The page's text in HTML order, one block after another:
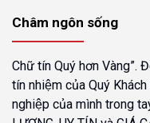
Châm ngôn sống
Chữ tín Quý hơn Vàng”.
tín nhiệm của Quý
nghiệp của mình trong